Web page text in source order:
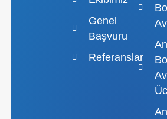
Genel
Başvuru
Referanslar